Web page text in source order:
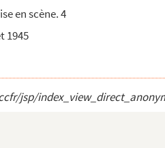
en scène. 4
1945
jsp/